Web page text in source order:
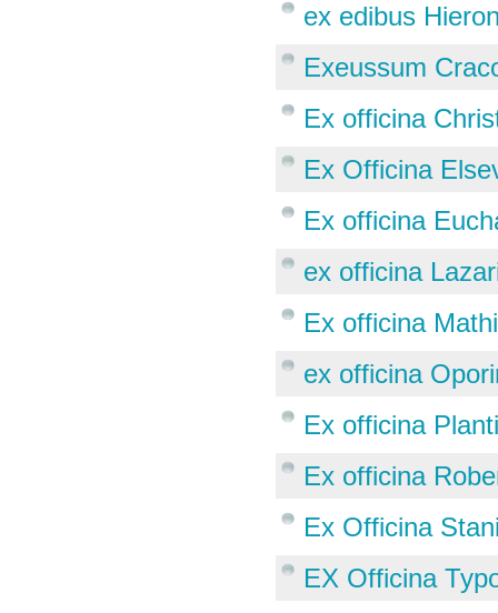
ex edibus
Exeussum
Ex officina
Ex Officina
Ex officina
ex officina
Ex officina
ex officina
Ex officina
Ex officina
Ex Officina
EX Officina